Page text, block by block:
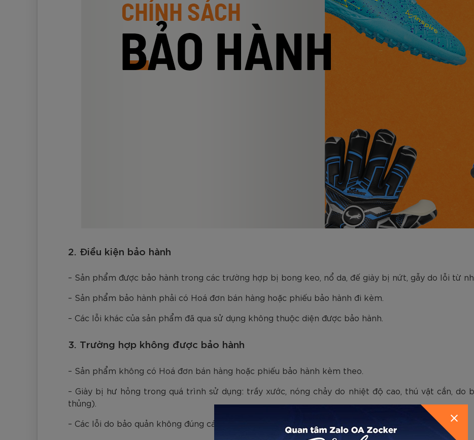
2. Điều kiện bảo hành
– Sản phẩm được bảo hành trong các trường hợp bị bong keo, nổ da, đế giày bị nứt, gẫy do lỗi từ
– Sản phẩm bảo hành phải có Hoá đơn bán hàng hoặc phiếu bảo hành đi kèm.
– Các lỗi khác của sản phẩm đã qua sử dụng không thuộc diện được bảo hành.
3. Trường hợp không được bảo hành
– Sản phẩm không có Hoá đơn bán hàng hoặc phiếu bảo hành kèm theo.
– Giày bị hư hỏng trong quá trình sử dụng: trầy xước, nóng chảy do nhiệt độ cao, thú vật cắn, do
thủng).
– Các lỗi do bảo quản không đúng cách: ngập nước, hơ lửa, sử dụng hóa chất để lau rửa.